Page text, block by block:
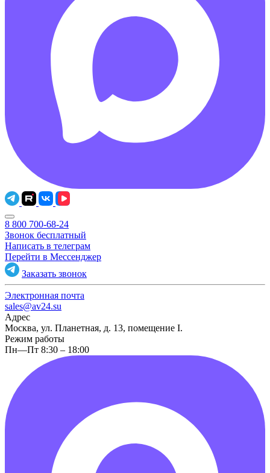
8 800 700-68-24
Звонок бесплатный
Написать в телеграм
Перейти в Мессенджер
Заказать звонок
Электронная почта
sales@av24.su
Адрес
Москва, ул. Планетная, д. 13, помещение I.
Режим работы
Пн—Пт 8:30 – 18:00